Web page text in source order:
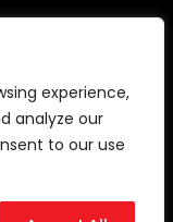
experience,
analyze our
to our use
Все права защищены.
/Карта сайта